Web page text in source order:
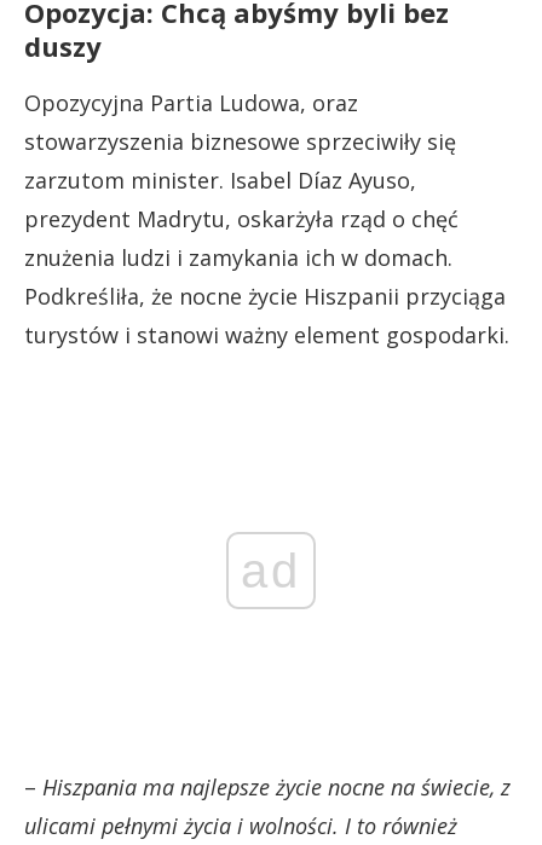
Opozycja: Chcą abyśmy byli bez
duszy
Opozycyjna Partia Ludowa, oraz
stowarzyszenia biznesowe sprzeciwiły się
zarzutom minister. Isabel Díaz Ayuso,
prezydent Madrytu, oskarżyła rząd o chęć
znużenia ludzi i zamykania ich w domach.
Podkreśliła, że nocne życie Hiszpanii przyciąga
turystów i stanowi ważny element gospodarki.
ad
– Hiszpania ma najlepsze życie nocne na świecie, z
ulicami pełnymi życia i wolności. I to również